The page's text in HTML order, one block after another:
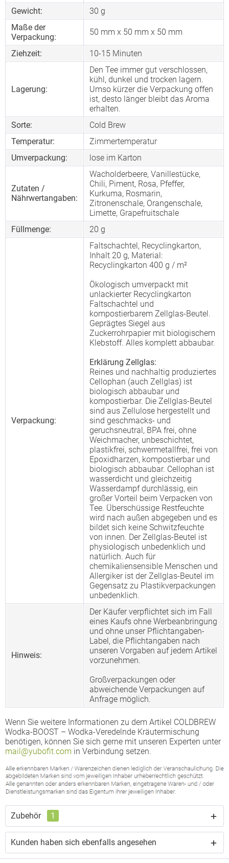
Gewicht:
30 g
Maße der
Verpackung:
50 mm x 50 mm x 50 mm
Ziehzeit: 10-15 Minuten
Lagerung:
Den Tee immer gut verschlossen,
kühl, dunkel und trocken lagern.
Umso kürzer die Verpackung offen
ist, desto länger bleibt das Aroma
erhalten.
Sorte:
Cold Brew
Temperatur:
Zimmertemperatur
Umverpackung:
lose im Karton
Zutaten /
Nährwertangaben:
Wacholderbeere, Vanillestücke,
Chili, Piment, Rosa, Pfeffer,
Kurkuma, Rosmarin,
Zitronenschale, Orangenschale,
Limette, Grapefruitschale
Füllmenge:
20 g
Verpackung:
Faltschachtel, Recyclingkarton,
Inhalt 20 g, Material:
Recyclingkarton 400 g / m²
Ökologisch umverpackt mit
unlackierter Recyclingkarton
Faltschachtel und
kompostierbarem Zellglas-Beutel.
Geprägtes Siegel aus
Zuckerrohrpapier mit biologischem
Klebstoff. Alles komplett abbaubar.
Erklärung Zellglas:
Reines und nachhaltig produziertes
Cellophan (auch Zellglas) ist
biologisch abbaubar und
kompostierbar. Die Zellglas-Beutel
sind aus Zellulose hergestellt und
sind geschmacks- und
geruchsneutral, BPA frei, ohne
Weichmacher, unbeschichtet,
plastikfrei, schwermetallfrei, frei von
Epoxidharzen, kompostierbar und
biologisch abbaubar. Cellophan ist
wasserdicht und gleichzeitig
Wasserdampf durchlässig, ein
großer Vorteil beim Verpacken von
Tee. Überschüssige Restfeuchte
wird nach außen abgegeben und es
bildet sich keine Schwitzfeuchte
von innen. Der Zellglas-Beutel ist
physiologisch unbedenklich und
natürlich. Auch für
chemikaliensensible Menschen und
Allergiker ist der Zellglas-Beutel im
Gegensatz zu Plastikverpackungen
unbedenklich.
Hinweis:
Der Käufer verpflichtet sich im Fall
eines Kaufs ohne Werbeanbringung
und ohne unser Pflichtangaben-
Label, die Pflichtangaben nach
unseren Vorgaben auf jedem Artikel
vorzunehmen.
Großverpackungen oder
abweichende Verpackungen auf
Anfrage möglich.
Wenn Sie weitere Informationen zu dem Artikel COLDBREW
Wodka-BOOST – Wodka-Veredelnde Kräutermischung
benötigen, können Sie sich gerne mit unseren Experten unter
mail@yubofit.com in Verbindung setzen.
Zubehör 1
Kunden haben sich ebenfalls angesehen